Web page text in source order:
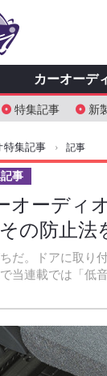
カーオーデ
特集記事 新
特集記事 › 記事
オーディ
の防止法
だ。ドアに取り
当連載では「低
事